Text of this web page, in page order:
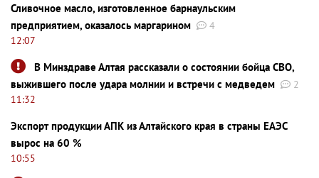
Сливочное масло, изготовленное барнаульским
предприятием, оказалось маргарином
4
12:07
В Минздраве Алтая рассказали о состоянии бойца СВО,
выжившего после удара молнии и встречи с медведем
2
11:32
Экспорт продукции АПК из Алтайского края в страны ЕАЭС
вырос на 60 %
10:55